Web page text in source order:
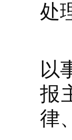
处
以
报
律